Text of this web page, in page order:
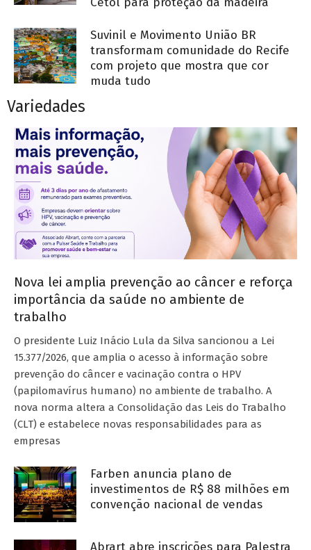
Suvinil e Movimento União BR
transformam comunidade do Recife
com projeto que mostra que cor
muda tudo
Variedades
Nova lei amplia prevenção ao câncer e reforça
importância da saúde no ambiente de
trabalho
O presidente Luiz Inácio Lula da Silva sancionou a Lei
15.377/2026, que amplia o acesso à informação sobre
prevenção do câncer e vacinação contra o HPV
(papilomavírus humano) no ambiente de trabalho. A
nova norma altera a Consolidação das Leis do Trabalho
(CLT) e estabelece novas responsabilidades para as
empresas
Farben anuncia plano de
investimentos de R$ 88 milhões em
convenção nacional de vendas